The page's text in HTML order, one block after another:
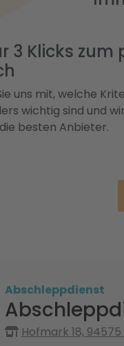
3 Klicks zum
uns mit, welche
wichtig sind und
besten Anbieter.
Abschleppdienst
Hofmark 18,